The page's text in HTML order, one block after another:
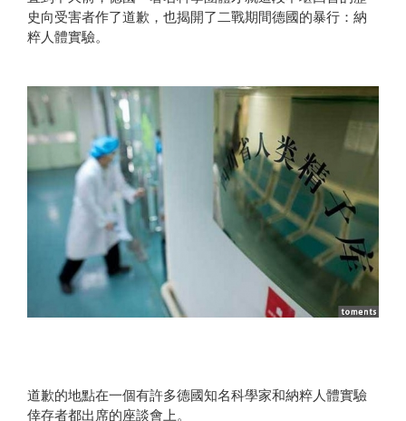
史向受害者作了道歉，也揭開了二戰期間德國的暴行：納
粹人體實驗。
道歉的地點在一個有許多德國知名科學家和納粹人體實驗
倖存者都出席的座談會上。